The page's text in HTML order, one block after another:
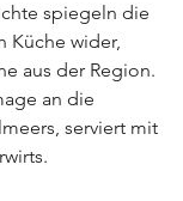
spiegeln die
Küche wider,
aus der Region.
an die
serviert mit